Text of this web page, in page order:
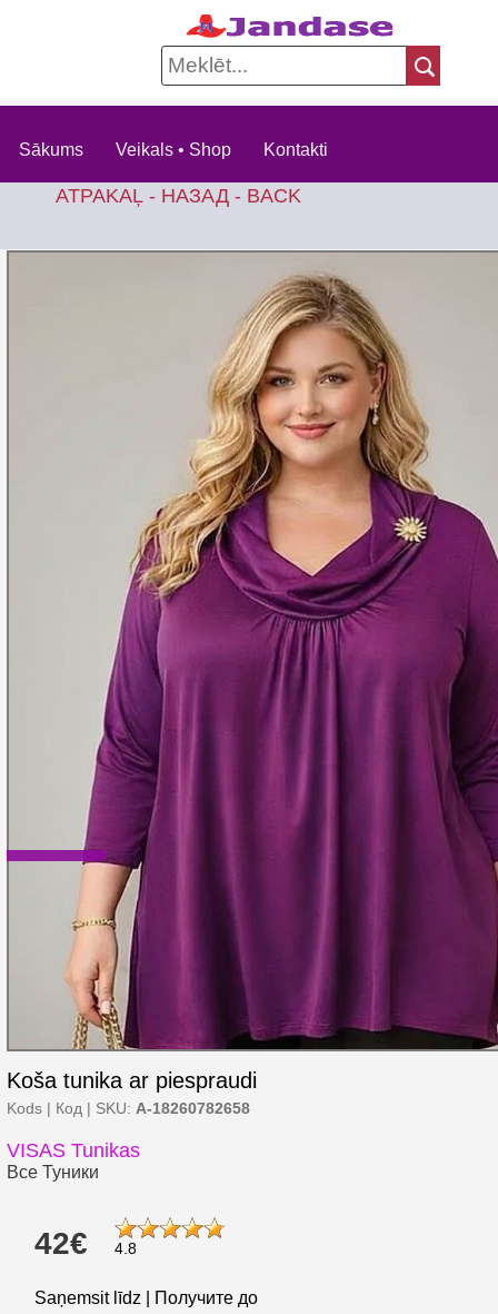
Sākums Veikals • Shop Kontakti
ATPAKAĻ - НАЗАД - BACK
Koša tunika ar piespraudi
Kods | Код | SKU: A-18260782658
VISAS Tunikas
Все Туники
42€ 4.8
Saņemsit līdz | Получите до